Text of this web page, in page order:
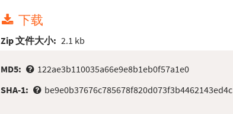
下载
Zip 文件大小: 2.1 kb
MD5:
122ae3b110035a66e9e8b1eb0f57a1e0
SHA-1:
be9e0b37676c785678f820d073f3b4462143ed4c